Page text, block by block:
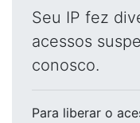
Seu IP fez
acessos
conosco.
Para liberar o